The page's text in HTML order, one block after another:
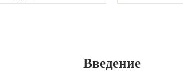
Введение